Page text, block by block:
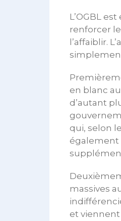
L’OGBL
renforcer
l’affaiblir.
en blanc
d’autant
qui, selon
également
massives
et viennent